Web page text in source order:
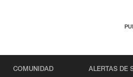
COMUNIDAD ALERTAS DE